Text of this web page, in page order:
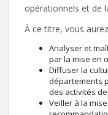
opérationnels et de
À ce titre, vous
Analyser et
par la mise en
Diffuser la
départements
des activités de
Veiller à la